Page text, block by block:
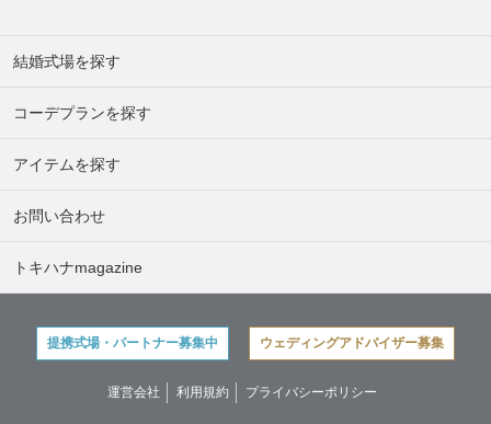
結婚式場を探す
コーデプランを探す
アイテムを探す
お問い合わせ
トキハナmagazine
提携式場・パートナー募集中 ウェディングアドバイザー募集
運営会社 利用規約 プライバシーポリシー